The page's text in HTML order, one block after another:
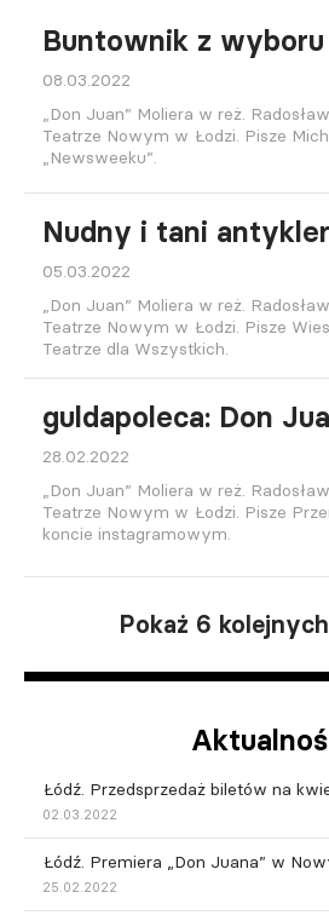
Buntownik z wyboru
08.03.2022
„Don Juan” Moliera w reż.
Teatrze Nowym w Łodzi. Pisze
„Newsweeku”.
Nudny i tani
05.03.2022
„Don Juan” Moliera w reż.
Teatrze Nowym w Łodzi. Pisze
Teatrze dla Wszystkich.
guldapoleca: Don
28.02.2022
„Don Juan” Moliera w reż.
Teatrze Nowym w Łodzi. Pisze
koncie instagramowym.
Pokaż 6
Łódź. Przedsprzedaż biletów na
02.03.2022
Łódź. Premiera „Don Juana” w
25.02.2022